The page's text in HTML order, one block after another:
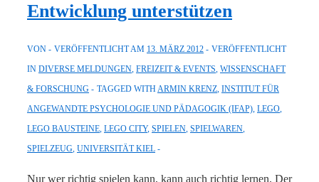
Entwicklung unterstützen
VON VERÖFFENTLICHT AM 13. MÄRZ 2012
VERÖFFENTLICHT
IN DIVERSE MELDUNGEN FREIZEIT & EVENTS WISSENSCHAFT
& FORSCHUNG
TAGGED WITH ARMIN KRENZ INSTITUT FÜR
ANGEWANDTE PSYCHOLOGIE UND PÄDAGOGIK (IFAP) LEGO
LEGO BAUSTEINE LEGO CITY, SPIELEN SPIELWAREN
SPIELZEUG UNIVERSITÄT KIEL
Nur wer richtig spielen kann, kann auch richtig lernen. Der